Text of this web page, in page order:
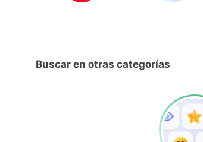
Buscar en otras categorías